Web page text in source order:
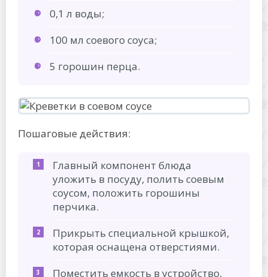
0,1 л воды;
100 мл соевого соуса;
5 горошин перца.
Пошаговые действия:
Главный компонент блюда
уложить в посуду, полить соевым
соусом, положить горошины
перчика.
Прикрыть специальной крышкой,
которая оснащена отверстиями.
Поместить емкость в устройство,